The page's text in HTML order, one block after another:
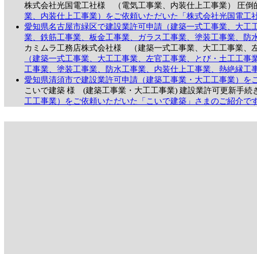
株式会社光国電工社様 （電気工事業、内装仕上工事業） 圧
業、内装仕上工事業）をご依頼いただいた「株式会社光国電工
愛知県名古屋市緑区で建設業許可申請（建築一式工事業、大
業、鉄筋工事業、板金工事業、ガラス工事業、塗装工事業、防
カミムラ工務店株式会社様 （建築一式工事業、大工工事業
（建築一式工事業、大工工事業、左官工事業、とび・土工工
工事業、塗装工事業、防水工事業、内装仕上工事業、熱絶縁工
愛知県清須市で建設業許可申請（建築工事業・大工工事業）を
こいで建築 様 (建築工事業・大工工事業) 建設業許可更新手
工工事業）をご依頼いただいた「こいで建築」さまのご紹介です